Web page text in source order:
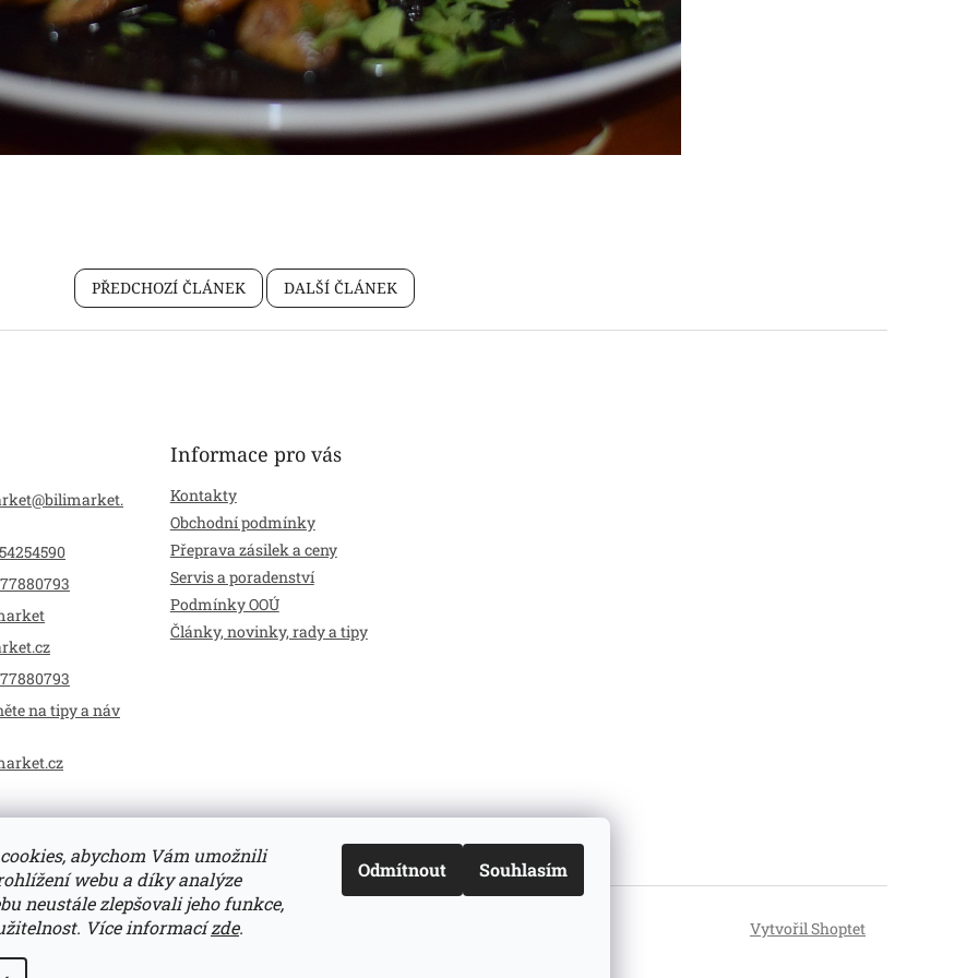
abychom Vám umožnili
webu a díky analýze
neustále zlepšovali jeho funkce,
Více informacízde.
Odmítnout Souhlasím
PŘEDCHOZÍ ČLÁNEK DALŠÍ ČLÁNEK
@bilimarket.
na tipy a náv
Informace pro vás
Kontakty
Obchodní podmínky
Přeprava zásilek a ceny
Servis a poradenství
Podmínky OOÚ
Články, novinky, rady a tipy
Vytvořil Shoptet
Upravit nastavení cookies